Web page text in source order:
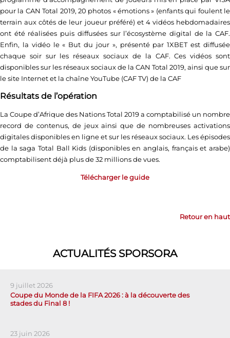
pour la CAN Total 2019, 20 photos « émotions » (enfants qui foulent le
terrain aux côtés de leur joueur préféré) et 4 vidéos hebdomadaires
ont été réalisées puis diffusées sur l’écosystème digital de la CAF.
Enfin, la vidéo le « But du jour », présenté par 1XBET est diffusée
chaque soir sur les réseaux sociaux de la CAF. Ces vidéos sont
disponibles sur les réseaux sociaux de la CAN Total 2019, ainsi que sur
le site Internet et la chaîne YouTube (CAF TV) de la CAF
Résultats de l’opération
La Coupe d’Afrique des Nations Total 2019 a comptabilisé un nombre
record de contenus, de jeux ainsi que de nombreuses activations
digitales disponibles en ligne et sur les réseaux sociaux. Les épisodes
de la saga Total Ball Kids (disponibles en anglais, français et arabe)
comptabilisent déjà plus de 32 millions de vues.
Télécharger le guide
Retour en haut
ACTUALITÉS SPORSORA
9 juillet 2026
Coupe du Monde de la FIFA 2026 : à la découverte des
stades du Final 8 !
23 juin 2026